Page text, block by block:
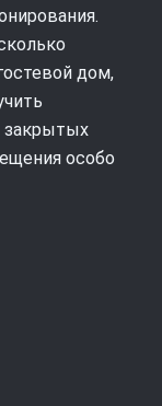
дом,
закрытых
особо